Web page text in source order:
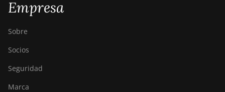
Empresa
Sobre
Socios
Seguridad
Marca